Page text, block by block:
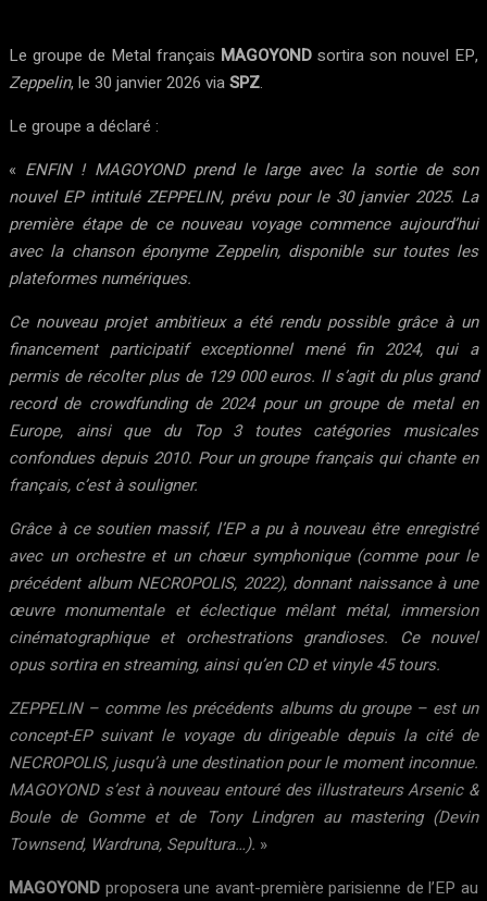
Le groupe de Metal français MAGOYOND sortira son nouvel EP,
Zeppelin, le 30 janvier 2026 viaSPZ.
Le groupe a déclaré :
« ENFIN ! MAGOYOND prend le large avec la sortie de son
nouvel EP intitulé ZEPPELIN, prévu pour le 30 janvier 2025. La
première étape de ce nouveau voyage commence aujourd’hui
avec la chanson éponyme Zeppelin, disponible sur toutes les
plateformes numériques.
Ce nouveau projet ambitieux a été rendu possible grâce à un
financement participatif exceptionnel mené fin 2024, qui a
permis de récolter plus de 129 000 euros. Il s’agit du plus grand
record de crowdfunding de 2024 pour un groupe de metal en
Europe, ainsi que du Top 3 toutes catégories musicales
confondues depuis 2010. Pour un groupe français qui chante en
français, c’est à souligner.
Grâce à ce soutien massif, l’EP a pu à nouveau être enregistré
avec un orchestre et un chœur symphonique (comme pour le
précédent album NECROPOLIS, 2022), donnant naissance à une
œuvre monumentale et éclectique mêlant métal, immersion
cinématographique et orchestrations grandioses. Ce nouvel
opus sortira en streaming, ainsi qu’en CD et vinyle 45 tours.
ZEPPELIN – comme les précédents albums du groupe – est un
concept-EP suivant le voyage du dirigeable depuis la cité de
NECROPOLIS, jusqu’à une destination pour le moment inconnue.
MAGOYOND s’est à nouveau entouré des illustrateurs Arsenic &
Boule de Gomme et de Tony Lindgren au mastering (Devin
Townsend, Wardruna, Sepultura…). »
MAGOYOND proposera une avant-première parisienne de l’EP au